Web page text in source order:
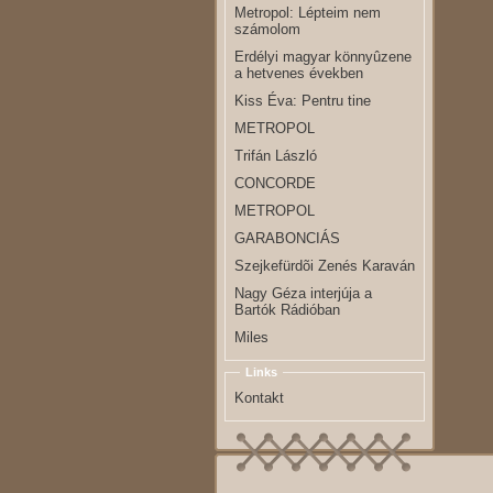
Metropol: Lépteim nem
számolom
Erdélyi magyar könnyûzene
a hetvenes években
Kiss Éva: Pentru tine
METROPOL
Trifán László
CONCORDE
METROPOL
GARABONCIÁS
Szejkefürdõi Zenés Karaván
Nagy Géza interjúja a
Bartók Rádióban
Miles
Links
Kontakt